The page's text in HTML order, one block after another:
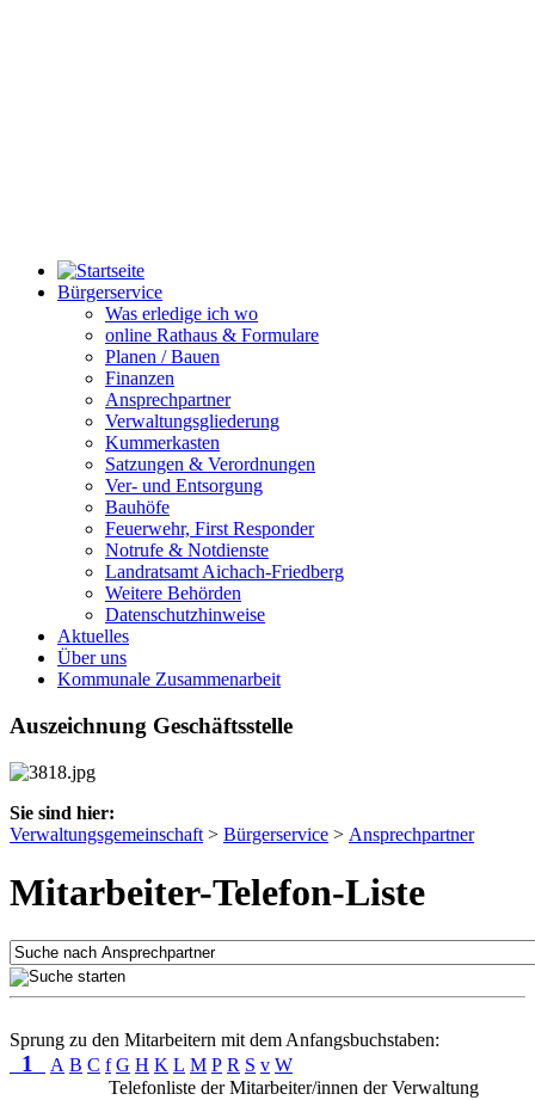
Bürgerservice
Was erledige ich wo
online Rathaus & Formulare
Planen / Bauen
Finanzen
Ansprechpartner
Verwaltungsgliederung
Kummerkasten
Satzungen & Verordnungen
Ver- und Entsorgung
Bauhöfe
Feuerwehr, First Responder
Notrufe & Notdienste
Landratsamt Aichach-Friedberg
Weitere Behörden
Datenschutzhinweise
Aktuelles
Über uns
Kommunale Zusammenarbeit
Auszeichnung Geschäftsstelle
Sie sind hier:
Verwaltungsgemeinschaft > Bürgerservice > Ansprechpartner
Mitarbeiter-Telefon-Liste
Sprung zu den Mitarbeitern mit dem Anfangsbuchstaben:
1 A B C f G H K L M P R S v W
Telefonliste der Mitarbeiter/innen der Verwaltung